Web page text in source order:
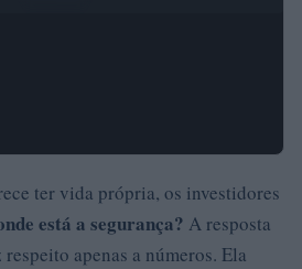
ter vida própria, os investidores
está a segurança? A resposta
apenas a números. Ela